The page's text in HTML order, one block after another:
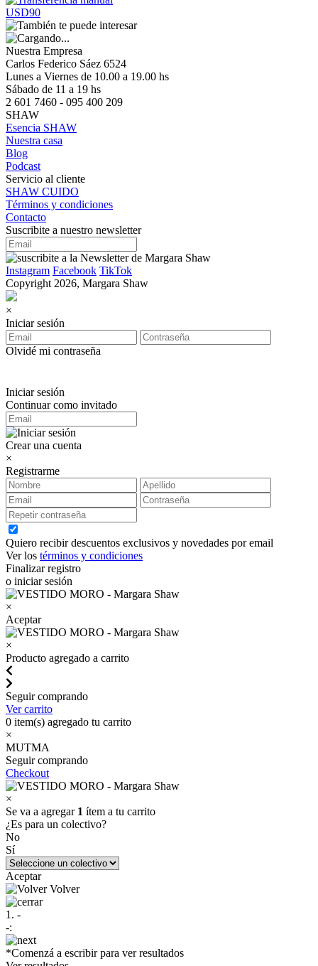
USD90
Nuestra Empresa
Carlos Federico Sáez 6524
Lunes a Viernes de 10.00 a 19.00 hs
Sábado de 11 a 19 hs
2 601 7460 - 095 400 209
SHAW
Esencia SHAW
Nuestra casa
Blog
Podcast
Servicio al cliente
SHAW CUIDO
Términos y condiciones
Contacto
Suscribite a nuestro newsletter
Instagram Facebook TikTok
Copyright 2026, Margara Shaw
×
Iniciar sesión
Olvidé mi contraseña
Iniciar sesión
Continuar como invitado
Crear una cuenta
×
Registrarme
Quiero recibir descuentos exclusivos y novedades por email
Ver los términos y condiciones
Finalizar registro
o iniciar sesión
×
Aceptar
×
Producto agregado a carrito
Seguir comprando
Ver carrito
0 item(s) agregado tu carrito
×
MUTMA
Seguir comprando
Checkout
×
Se va a agregar 1 ítem a tu carrito
¿Es para un colectivo?
No
Sí
Aceptar
Volver
1. -
-:
*Comenzá a escribir para ver resultados